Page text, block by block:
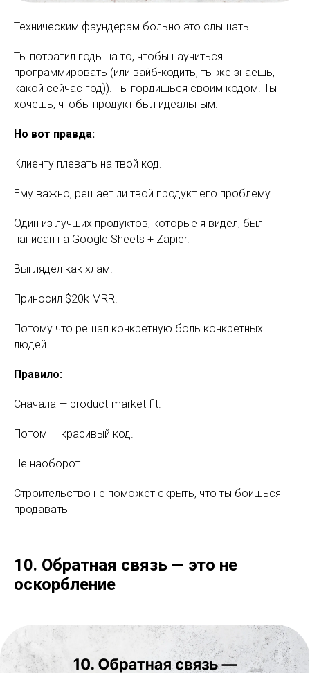
Техническим фаундерам больно это слышать.
Ты потратил годы на то, чтобы научиться
программировать (или вайб-кодить, ты же знаешь,
какой сейчас год)). Ты гордишься своим кодом. Ты
хочешь, чтобы продукт был идеальным.
Но вот правда:
Клиенту плевать на твой код.
Ему важно, решает ли твой продукт его проблему.
Один из лучших продуктов, которые я видел, был
написан на Google Sheets + Zapier.
Выглядел как хлам.
Приносил $20k MRR.
Потому что решал конкретную боль конкретных
людей.
Правило:
Сначала — product-market fit.
Потом — красивый код.
Не наоборот.
Строительство не поможет скрыть, что ты боишься
продавать
10. Обратная связь — это не
оскорбление